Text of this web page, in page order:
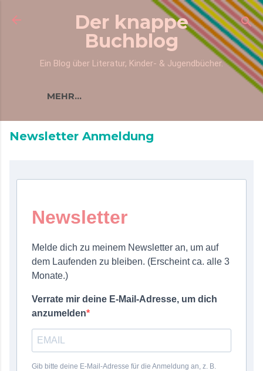
Direkt zum Hauptbereich
Der knappe
Buchblog
Ein Blog über Literatur, Kinder- & Jugendbücher.
MEHR…
Newsletter Anmeldung
Newsletter
Melde dich zu meinem Newsletter an, um auf
dem Laufenden zu bleiben. (Erscheint ca. alle 3
Monate.)
Verrate mir deine E-Mail-Adresse, um dich
anzumelden
Gib bitte deine E-Mail-Adresse für die Anmeldung an, z. B.